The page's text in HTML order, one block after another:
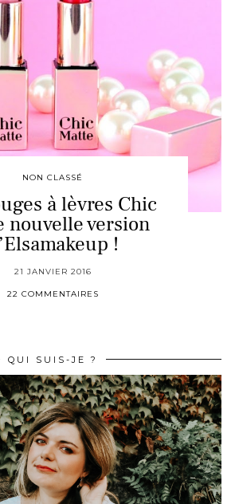
NON CLASSÉ
à lèvres Chic
nouvelle version
!
21 JANVIER 2016
22 COMMENTAIRES
QUI SUIS-JE ?